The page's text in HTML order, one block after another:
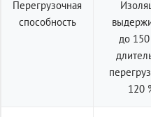
Перегрузочная
способность
до 150
120